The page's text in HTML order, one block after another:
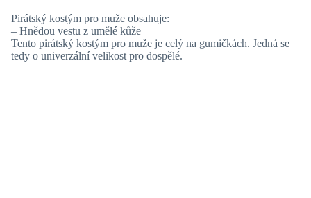
Pirátský kostým pro muže obsahuje:
– Hnědou vestu z umělé kůže
Tento pirátský kostým pro muže je celý na gumičkách. Jedná se
tedy o univerzální velikost pro dospělé.